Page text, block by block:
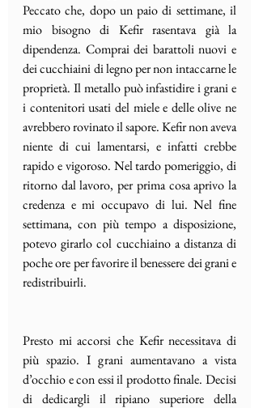
Peccato che, dopo un paio di settimane, il
mio bisogno di Kefir rasentava già la
dipendenza. Comprai dei barattoli nuovi e
dei cucchiaini di legno per non intaccarne le
proprietà. Il metallo può infastidire i grani e
i contenitori usati del miele e delle olive ne
avrebbero rovinato il sapore. Kefir non aveva
niente di cui lamentarsi, e infatti crebbe
rapido e vigoroso. Nel tardo pomeriggio, di
ritorno dal lavoro, per prima cosa aprivo la
credenza e mi occupavo di lui. Nel fine
settimana, con più tempo a disposizione,
potevo girarlo col cucchiaino a distanza di
poche ore per favorire il benessere dei grani e
redistribuirli.
Presto mi accorsi che Kefir necessitava di
più spazio. I grani aumentavano a vista
d’occhio e con essi il prodotto finale. Decisi
di dedicargli il ripiano superiore della